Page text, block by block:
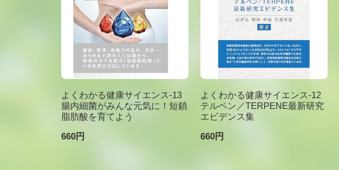
よくわかる健康サイエンス-13
腸内細菌がみんな元気に！短鎖
脂肪酸を育てよう
660円
よくわかる健康サイエンス-12
テルペン／TERPENE最新研究
エビデンス集
660円